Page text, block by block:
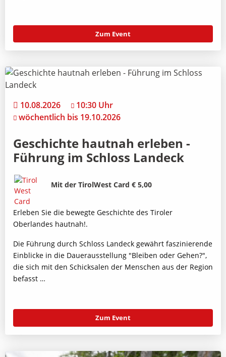
Zum Event
10.08.2026
10:30 Uhr
wöchentlich bis 19.10.2026
Geschichte hautnah erleben -
Führung im Schloss Landeck
Bild
Beschreibung
Mit der TirolWest Card € 5,00
Erleben Sie die bewegte Geschichte des Tiroler
Oberlandes hautnah!.
Die Führung durch Schloss Landeck gewährt faszinierende
Einblicke in die Dauerausstellung "Bleiben oder Gehen?",
die sich mit den Schicksalen der Menschen aus der Region
befasst …
Zum Event